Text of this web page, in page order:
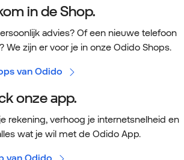
in de Shop.
advies? Of een nieuwe telefoon
We zijn er voor je in onze Odido Shops.
van Odido
onze app.
rekening, verhoog je internetsnelheid en
wat je wil met de Odido App.